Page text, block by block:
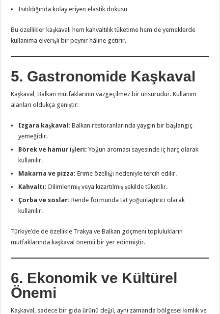
Isıtıldığında kolay eriyen elastik dokusu
Bu özellikler kaşkavalı hem kahvaltılık tüketime hem de yemeklerde
kullanıma elverişli bir peynir hâline getirir.
5. Gastronomide Kaşkaval
Kaşkaval, Balkan mutfaklarının vazgeçilmez bir unsurudur. Kullanım
alanları oldukça geniştir:
Izgara kaşkaval: Balkan restoranlarında yaygın bir başlangıç
yemeğidir.
Börek ve hamur işleri: Yoğun aroması sayesinde iç harç olarak
kullanılır.
Makarna ve pizza: Erime özelliği nedeniyle tercih edilir.
Kahvaltı: Dilimlenmiş veya kızartılmış şekilde tüketilir.
Çorba ve soslar: Rende formunda tat yoğunlaştırıcı olarak
kullanılır.
Türkiye’de de özellikle Trakya ve Balkan göçmeni toplulukların
mutfaklarında kaşkaval önemli bir yer edinmiştir.
6. Ekonomik ve Kültürel
Önemi
Kaşkaval, sadece bir gıda ürünü değil, aynı zamanda bölgesel kimlik ve